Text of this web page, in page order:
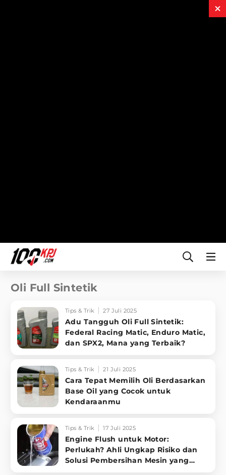
Oli Full Sintetik
Tips & Trik 27 Juli 2025
Adu Tangguh Oli Full Sintetik:
Federal Racing Matic, Enduro Matic,
dan SPX2, Mana yang Terbaik?
Tips & Trik 21 Juli 2025
Cara Tepat Memilih Oli Berdasarkan
Base Oil yang Cocok untuk
Kendaraanmu
Tips & Trik 17 Juli 2025
Engine Flush untuk Motor:
Perlukah? Ahli Ungkap Risiko dan
Solusi Pembersihan Mesin yang